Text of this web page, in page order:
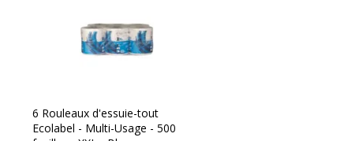
6 Rouleaux d'essuie-tout
Ecolabel - Multi-Usage - 500